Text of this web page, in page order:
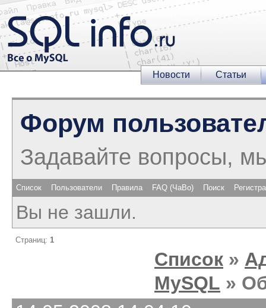
Новости Статьи
Форум
Задавайте вопросы,
Список Пользователи Правила FAQ (ЧаВо) Поиск
Вы не зашли.
Страниц: 1
Список »
MySQL »